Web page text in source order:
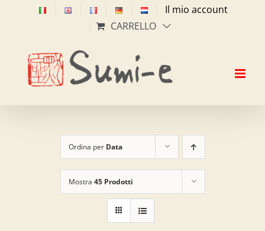
Il mio account
CARRELLO
Ordina per Data
Mostra 45 Prodotti